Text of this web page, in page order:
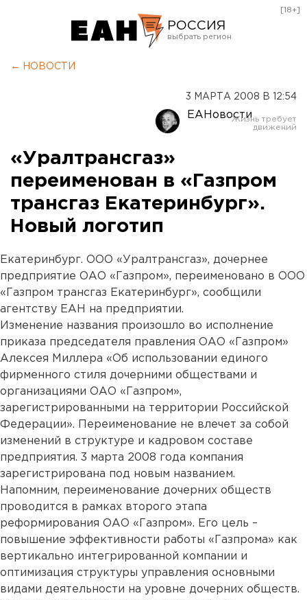
РОССИЯ
Оренбург
[18+]
← НОВОСТИ
3 МАРТА 2008 В 12:54
ЕАНовости
«Уралтрансгаз»
переименован в «Газпром
трансгаз Екатеринбург».
Новый логотип
Екатеринбург. ООО «Уралтрансгаз», дочернее
предприятие ОАО «Газпром», переименовано в ООО
«Газпром трансгаз Екатеринбург», сообщили
агентству ЕАН на предприятии.
Изменение названия произошло во исполнение
приказа председателя правления ОАО «Газпром»
Алексея Миллера «Об использовании единого
фирменного стиля дочерними обществами и
организациями ОАО «Газпром»,
зарегистрированными на территории Российской
Федерации». Переименование не влечет за собой
изменений в структуре и кадровом составе
предприятия. 3 марта 2008 года компания
зарегистрирована под новым названием.
Напомним, переименование дочерних обществ
проводится в рамках второго этапа
реформирования ОАО «Газпром». Его цель –
повышение эффективности работы «Газпрома» как
вертикально интегрированной компании и
оптимизация структуры управления основными
видами деятельности на уровне дочерних обществ.